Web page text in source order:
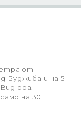
от
Буджиба и на 5
на 30